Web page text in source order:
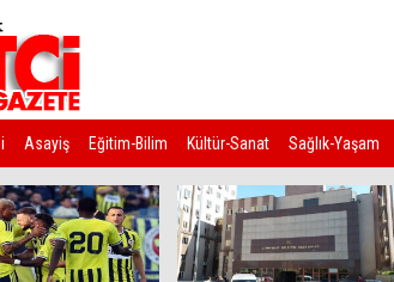
Asayiş Eğitim-Bilim Kültür-Sanat Sağlık-Yaşam